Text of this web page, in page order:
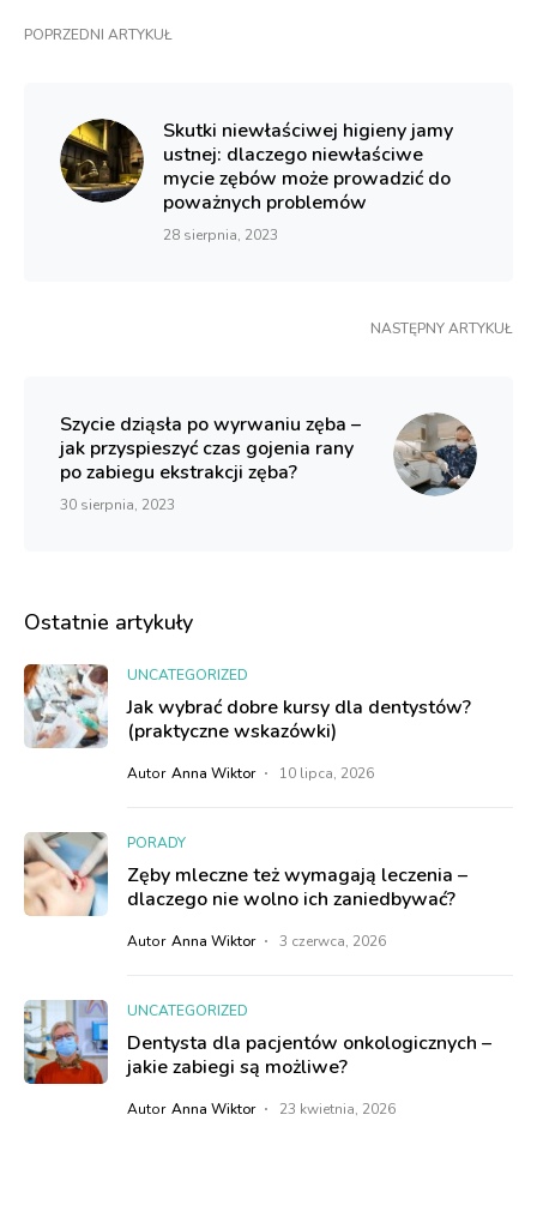
POPRZEDNI ARTYKUŁ
Skutki niewłaściwej higieny jamy
ustnej: dlaczego niewłaściwe
mycie zębów może prowadzić do
poważnych problemów
28 sierpnia, 2023
NASTĘPNY ARTYKUŁ
Szycie dziąsła po wyrwaniu zęba –
jak przyspieszyć czas gojenia rany
po zabiegu ekstrakcji zęba?
30 sierpnia, 2023
Ostatnie artykuły
UNCATEGORIZED
Jak wybrać dobre kursy dla dentystów?
(praktyczne wskazówki)
Autor Anna Wiktor 10 lipca, 2026
PORADY
Zęby mleczne też wymagają leczenia –
dlaczego nie wolno ich zaniedbywać?
Autor Anna Wiktor 3 czerwca, 2026
UNCATEGORIZED
Dentysta dla pacjentów onkologicznych –
jakie zabiegi są możliwe?
Autor Anna Wiktor 23 kwietnia, 2026